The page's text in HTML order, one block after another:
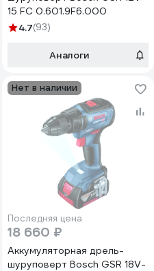
15 FC 0.601.9F6.000
4.7(93)
Аналоги
Нет в наличии
Последняя цена
18 660 ₽
Аккумуляторная дрель-
шуруповерт Bosch GSR 18V-